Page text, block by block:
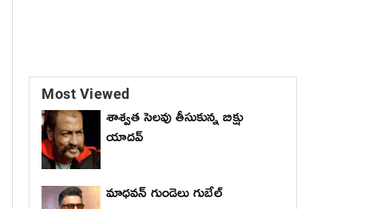
Most Viewed
శాశ్వత సెలవు తీసుకున్న బిక్షు
యాదవ్
మాధ‌వ‌న్ గుండెలు గుబేల్‌